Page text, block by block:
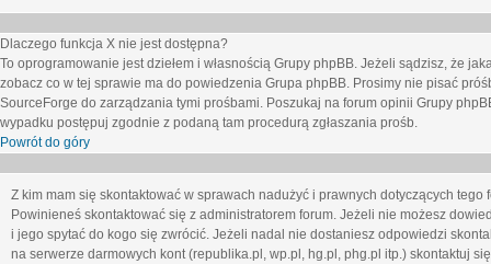
Dlaczego funkcja X nie jest dostępna?
To oprogramowanie jest dziełem i własnością Grupy phpBB. Jeżeli sądzisz, że
zobacz co w tej sprawie ma do powiedzenia Grupa phpBB. Prosimy nie pisać
SourceForge do zarządzania tymi prośbami. Poszukaj na forum opinii Grupy
wypadku postępuj zgodnie z podaną tam procedurą zgłaszania prośb.
Powrót do góry
Z kim mam się skontaktować w sprawach nadużyć i prawnych dotyczących tego
Powinieneś skontaktować się z administratorem forum. Jeżeli nie możesz
i jego spytać do kogo się zwrócić. Jeżeli nadal nie dostaniesz odpowiedzi
na serwerze darmowych kont (republika.pl, wp.pl, hg.pl, phg.pl itp.) skontaktuj